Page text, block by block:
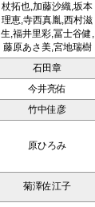
杖拓也,加藤沙織,坂本
理恵,寺西真胤,西村滋
生,福井里彩,冨士谷健,
藤原あさ美,宮地瑞樹
石田章
今井亮佑
竹中佳彦
原ひろみ
菊澤佐江子